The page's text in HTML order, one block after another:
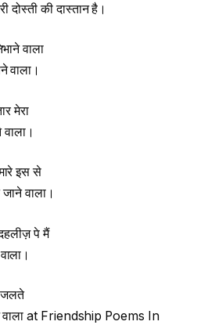
दोस्ती की दास्तान है।
वाला
वाला।
मेरा
इस से
वाला।
पे मैं
जलते
वाला at Friendship Poems In